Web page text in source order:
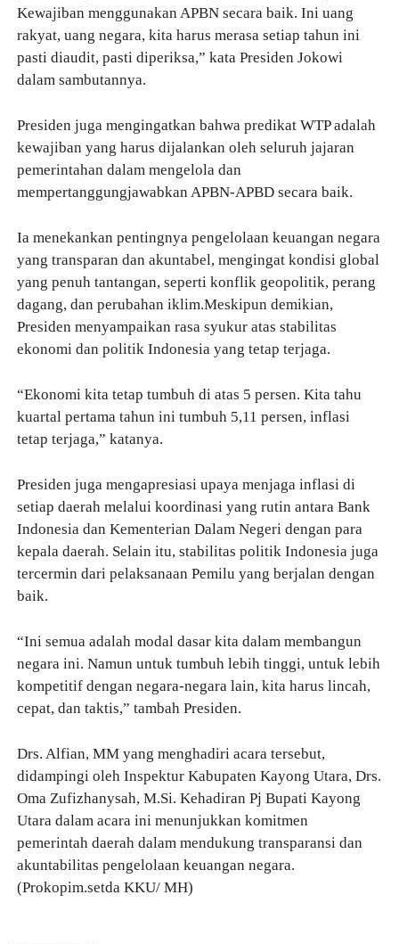
Kewajiban menggunakan APBN secara baik. Ini uang
rakyat, uang negara, kita harus merasa setiap tahun ini
pasti diaudit, pasti diperiksa,” kata Presiden Jokowi
dalam sambutannya.
Presiden juga mengingatkan bahwa predikat WTP adalah
kewajiban yang harus dijalankan oleh seluruh jajaran
pemerintahan dalam mengelola dan
mempertanggungjawabkan APBN-APBD secara baik.
Ia menekankan pentingnya pengelolaan keuangan negara
yang transparan dan akuntabel, mengingat kondisi global
yang penuh tantangan, seperti konflik geopolitik, perang
dagang, dan perubahan iklim.Meskipun demikian,
Presiden menyampaikan rasa syukur atas stabilitas
ekonomi dan politik Indonesia yang tetap terjaga.
“Ekonomi kita tetap tumbuh di atas 5 persen. Kita tahu
kuartal pertama tahun ini tumbuh 5,11 persen, inflasi
tetap terjaga,” katanya.
Presiden juga mengapresiasi upaya menjaga inflasi di
setiap daerah melalui koordinasi yang rutin antara Bank
Indonesia dan Kementerian Dalam Negeri dengan para
kepala daerah. Selain itu, stabilitas politik Indonesia juga
tercermin dari pelaksanaan Pemilu yang berjalan dengan
baik.
“Ini semua adalah modal dasar kita dalam membangun
negara ini. Namun untuk tumbuh lebih tinggi, untuk lebih
kompetitif dengan negara-negara lain, kita harus lincah,
cepat, dan taktis,” tambah Presiden.
Drs. Alfian, MM yang menghadiri acara tersebut,
didampingi oleh Inspektur Kabupaten Kayong Utara, Drs.
Oma Zufizhanysah, M.Si. Kehadiran Pj Bupati Kayong
Utara dalam acara ini menunjukkan komitmen
pemerintah daerah dalam mendukung transparansi dan
akuntabilitas pengelolaan keuangan negara.
(Prokopim.setda KKU/ MH)